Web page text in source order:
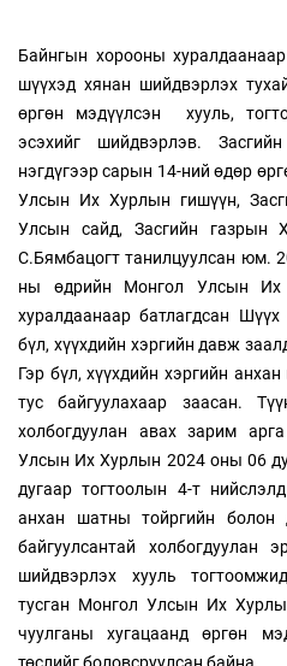
Байнгын хорооны
шүүхэд хянан шийдвэрлэх
өргөн мэдүүлсэн хууль,
эсэхийг шийдвэрлэв.
нэгдүгээр сарын 14-ний өдөр
Улсын Их Хурлын гишүүн,
Улсын сайд, Засгийн газрын
С.Бямбацогт танилцуулсан юм.
ны өдрийн Монгол Улсын Их
хуралдаанаар батлагдсан
бүл, хүүхдийн хэргийн давж
Гэр бүл, хүүхдийн хэргийн
тус байгуулахаар заасан.
холбогдуулан авах зарим
Улсын Их Хурлын 2024 оны 06
дугаар тогтоолын 4-т
анхан шатны тойргийн
байгуулсантай холбогдуулан
шийдвэрлэх хууль
тусган Монгол Улсын Их
чуулганы хугацаанд өргөн